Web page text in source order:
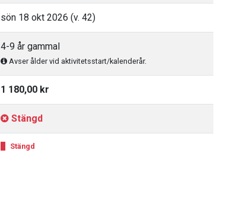
sön 18 okt 2026 (v. 42)
4-9 år gammal
Avser ålder vid aktivitetsstart/kalenderår.
1 180,00 kr
Stängd
Stängd